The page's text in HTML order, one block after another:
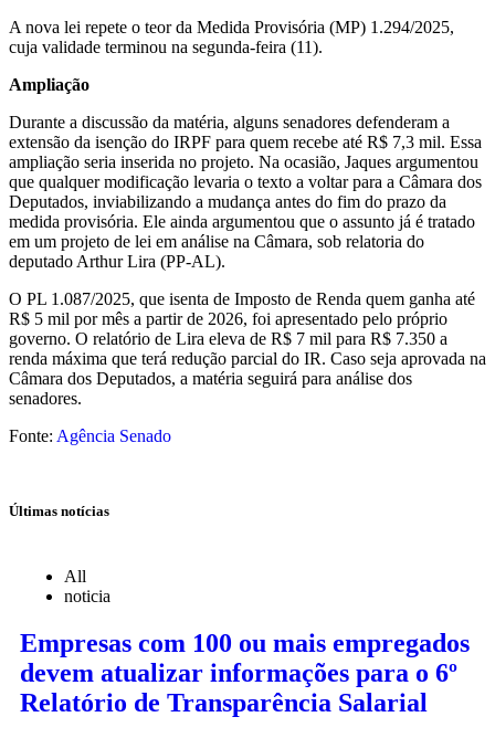
A nova lei repete o teor da Medida Provisória (MP) 1.294/2025,
cuja validade terminou na segunda-feira (11).
Ampliação
Durante a discussão da matéria, alguns senadores defenderam a
extensão da isenção do IRPF para quem recebe até R$ 7,3 mil. Essa
ampliação seria inserida no projeto. Na ocasião, Jaques argumentou
que qualquer modificação levaria o texto a voltar para a Câmara dos
Deputados, inviabilizando a mudança antes do fim do prazo da
medida provisória. Ele ainda argumentou que o assunto já é tratado
em um projeto de lei em análise na Câmara, sob relatoria do
deputado Arthur Lira (PP-AL).
O PL 1.087/2025, que isenta de Imposto de Renda quem ganha até
R$ 5 mil por mês a partir de 2026, foi apresentado pelo próprio
governo. O relatório de Lira eleva de R$ 7 mil para R$ 7.350 a
renda máxima que terá redução parcial do IR. Caso seja aprovada na
Câmara dos Deputados, a matéria seguirá para análise dos
senadores.
Fonte: Agência Senado
Últimas notícias
All
noticia
Empresas com 100 ou mais empregados
devem atualizar informações para o 6º
Relatório de Transparência Salarial